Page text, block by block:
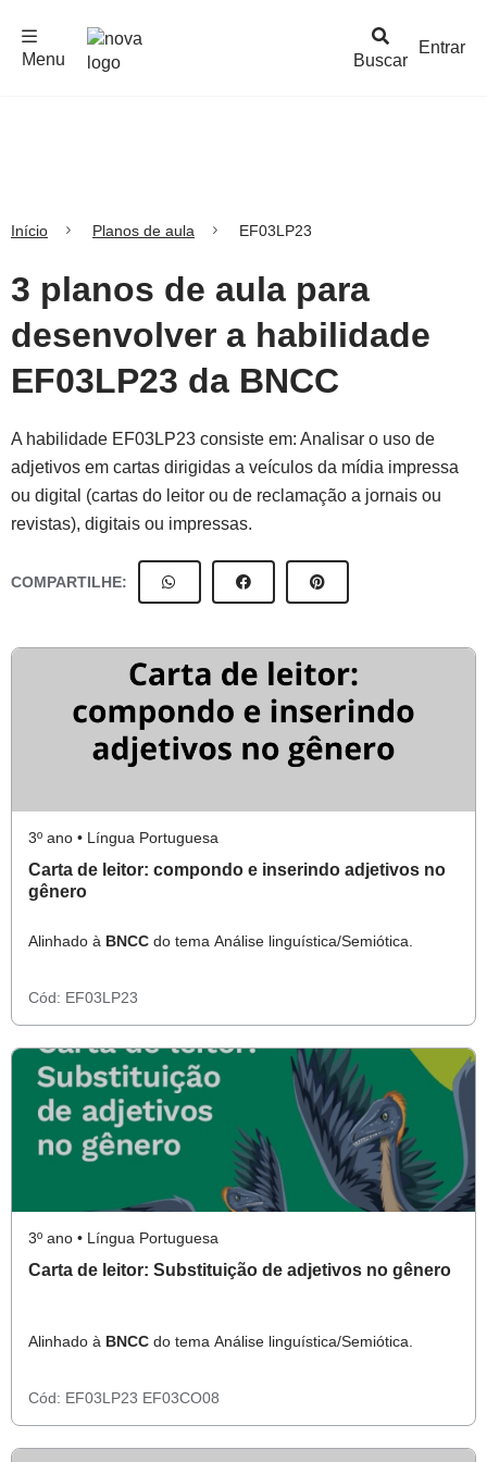
Buscar
Menu
Entrar
Início Planos de aula EF03LP23
3 planos de aula para
desenvolver a habilidade
EF03LP23 da BNCC
A habilidade EF03LP23 consiste em: Analisar o uso de
adjetivos em cartas dirigidas a veículos da mídia impressa
ou digital (cartas do leitor ou de reclamação a jornais ou
revistas), digitais ou impressas.
COMPARTILHE:
3º ano • Língua Portuguesa
Carta de leitor: compondo e inserindo adjetivos no
gênero
Alinhado à BNCC do tema Análise linguística/Semiótica.
Cód: EF03LP23
3º ano • Língua Portuguesa
Carta de leitor: Substituição de adjetivos no gênero
Alinhado à BNCC do tema Análise linguística/Semiótica.
Cód: EF03LP23 EF03CO08